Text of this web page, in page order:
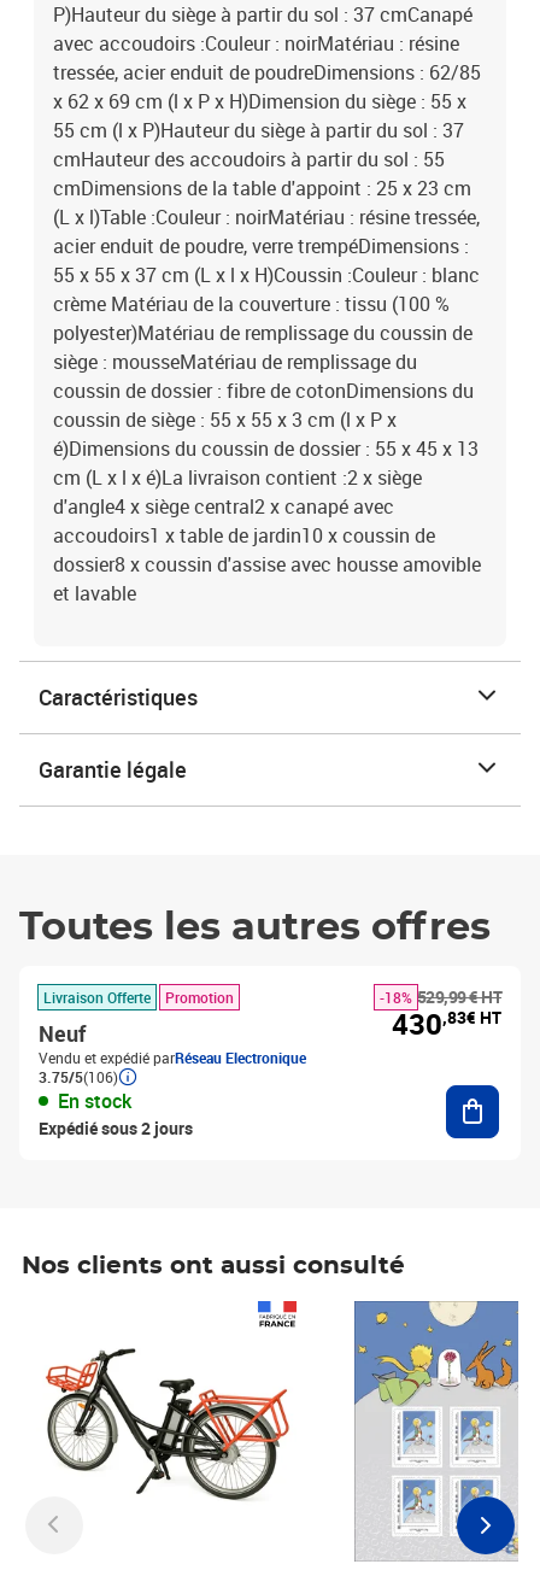
P)Hauteur du siège à partir du sol : 37 cmCanapé
avec accoudoirs :Couleur : noirMatériau : résine
tressée, acier enduit de poudreDimensions : 62/85
x 62 x 69 cm (l x P x H)Dimension du siège : 55 x
55 cm (l x P)Hauteur du siège à partir du sol : 37
cmHauteur des accoudoirs à partir du sol : 55
cmDimensions de la table d'appoint : 25 x 23 cm
(L x l)Table :Couleur : noirMatériau : résine tressée,
acier enduit de poudre, verre trempéDimensions :
55 x 55 x 37 cm (L x l x H)Coussin :Couleur : blanc
crème Matériau de la couverture : tissu (100 %
polyester)Matériau de remplissage du coussin de
siège : mousseMatériau de remplissage du
coussin de dossier : fibre de cotonDimensions du
coussin de siège : 55 x 55 x 3 cm (l x P x
é)Dimensions du coussin de dossier : 55 x 45 x 13
cm (L x l x é)La livraison contient :2 x siège
d'angle4 x siège central2 x canapé avec
accoudoirs1 x table de jardin10 x coussin de
dossier8 x coussin d'assise avec housse amovible
et lavable
Caractéristiques
Garantie légale
Toutes les autres offres
Livraison Offerte Promotion
Neuf
Vendu et expédié parRéseau Electronique
3.75/5(106)
En stock
Expédié sous 2 jours
529,99 € HT
-18%
430,83€ HT
Nos clients ont aussi consulté
Prix 6,25€ HT